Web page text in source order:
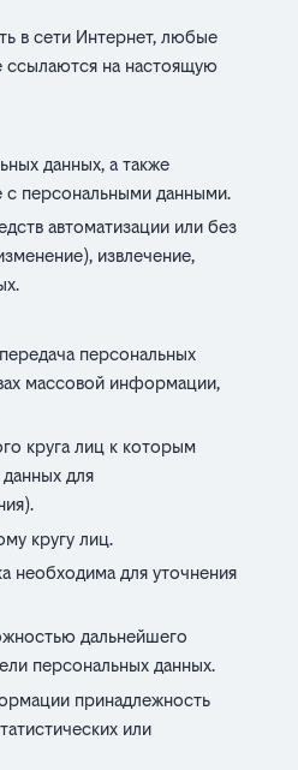
в сети Интернет, любые
ссылаются на настоящую
данных, а также
с персональными данными.
автоматизации или без
извлечение,
персональных
массовой информации,
круга лиц к которым
для
кругу лиц.
необходима для уточнения
дальнейшего
персональных данных.
принадлежность
или